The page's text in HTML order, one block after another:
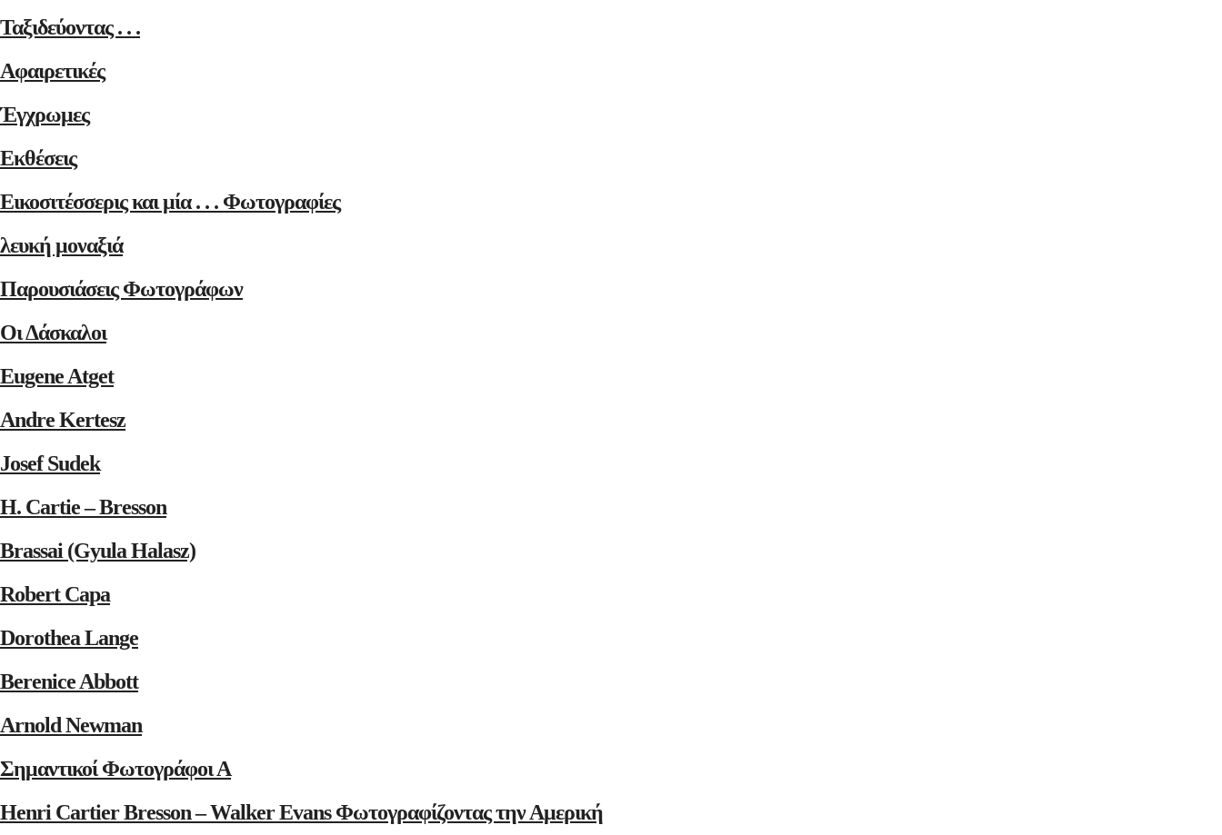
Ταξιδεύοντας . . .
Αφαιρετικές
Έγχρωμες
Εκθέσεις
Εικοσιτέσσερις και μία . . . Φωτογραφίες
λευκή μοναξιά
Παρουσιάσεις Φωτογράφων
Οι Δάσκαλοι
Eugene Atget
Andre Kertesz
Josef Sudek
H. Cartie – Bresson
Brassai (Gyula Halasz)
Robert Capa
Dorothea Lange
Berenice Abbott
Arnold Newman
Σημαντικοί Φωτογράφοι Α
Henri Cartier Bresson – Walker Evans Φωτογραφίζοντας την Αμερική